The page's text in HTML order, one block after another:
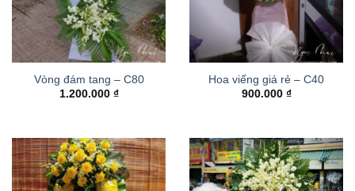
Vòng đám tang – C80
1.200.000 ₫
Hoa viếng giá rẻ – C40
900.000 ₫